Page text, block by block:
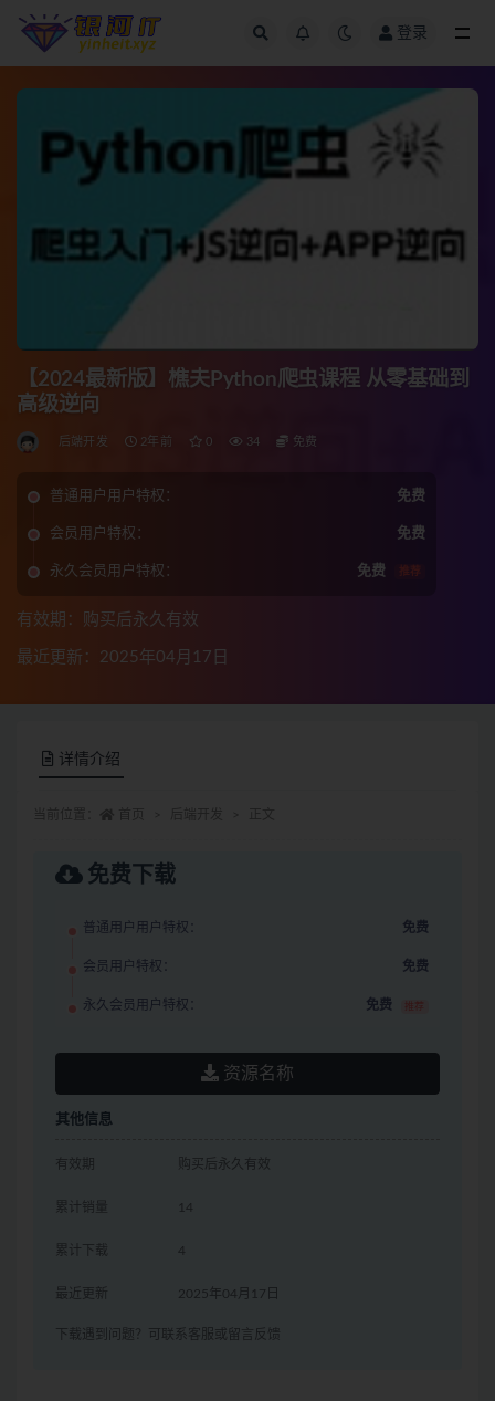
登录
【2024最新版】樵夫Python爬虫课程 从零基础到
高级逆向
后端开发 2年前 0 34 免费
普通用户用户特权： 免费
会员用户特权： 免费
永久会员用户特权： 免费 推荐
有效期：购买后永久有效
最近更新：2025年04月17日
详情介绍
免费下载
普通用户用户特权： 免费
会员用户特权： 免费
永久会员用户特权： 免费 推荐
资源名称
其他信息
有效期 购买后永久有效
累计销量 14
累计下载
最近更新 2025年04月17日
下载遇到问题？可联系客服或留言反馈